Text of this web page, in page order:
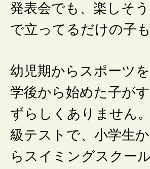
発表会でも、楽しそ
で立ってるだけの子
幼児期からスポーツ
学後から始めた子が
ずらしくありません
級テストで、小学生
らスイミングスクー